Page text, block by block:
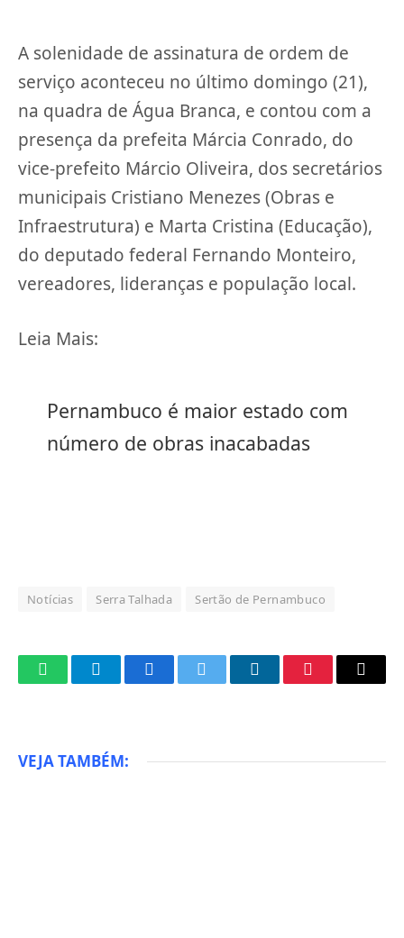
A solenidade de assinatura de ordem de
serviço aconteceu no último domingo (21),
na quadra de Água Branca, e contou com a
presença da prefeita Márcia Conrado, do
vice-prefeito Márcio Oliveira, dos secretários
municipais Cristiano Menezes (Obras e
Infraestrutura) e Marta Cristina (Educação),
do deputado federal Fernando Monteiro,
vereadores, lideranças e população local.
Leia Mais:
Pernambuco é maior estado com
número de obras inacabadas
Notícias Serra Talhada Sertão de Pernambuco
WhatsAppTelegramFacebookTwitter LinkedInPinterestEmail
VEJA TAMBÉM: